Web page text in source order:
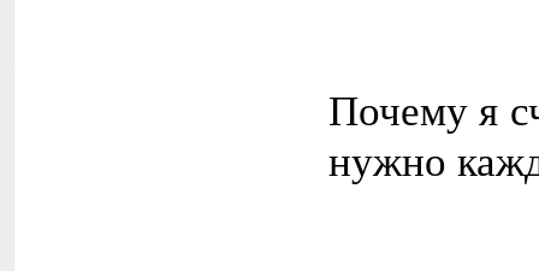
Почему я
нужно